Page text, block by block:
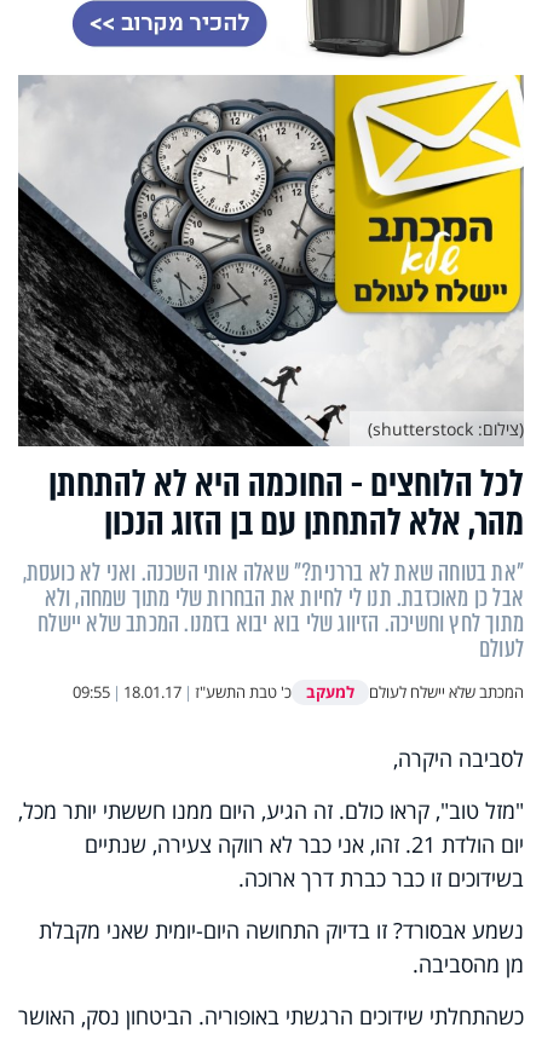
לכל הלוחצים - החוכמה היא לא להתחתן
מהר, אלא להתחתן עם בן הזוג הנכון
"את בטוחה שאת לא בררנית?" שאלה אותי השכנה. ואני לא כועסת,
אבל כן מאוכזבת. תנו לי לחיות את הבחרות שלי מתוך שמחה, ולא
מתוך לחץ וחשיכה. הזיווג שלי בוא יבוא בזמנו. המכתב שלא יישלח
לעולם
המכתב שלא יישלח לעולם למעקב כ' טבת התשע"ז |
18.01.17
|
09:55
(צילום: shutterstock)
לסביבה היקרה,
"מזל טוב", קראו כולם. זה הגיע, היום ממנו חששתי יותר מכל,
יום הולדת 21. זהו, אני כבר לא רווקה צעירה, שנתיים
בשידוכים זו כבר כברת דרך ארוכה.
נשמע אבסורד? זו בדיוק התחושה היום-יומית שאני מקבלת
מן מהסביבה.
כשהתחלתי שידוכים הרגשתי באופוריה. הביטחון נסק, האושר